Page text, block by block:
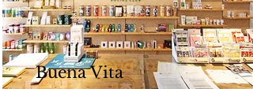
Buena Vita